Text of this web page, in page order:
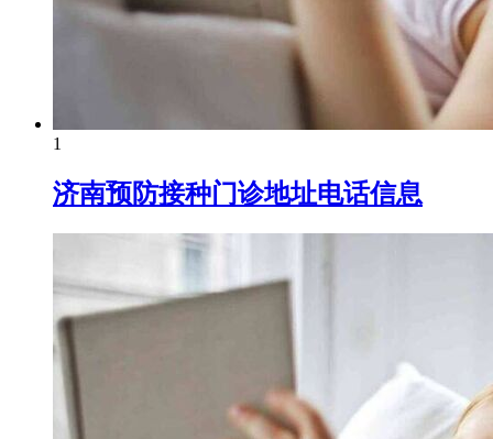
1
济南预防接种门诊地址电话信息